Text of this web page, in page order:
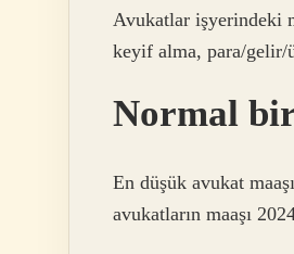
Avukatlar işyerindeki
keyif alma, para/gelir/
Normal
En düşük avukat
avukatların maaşı